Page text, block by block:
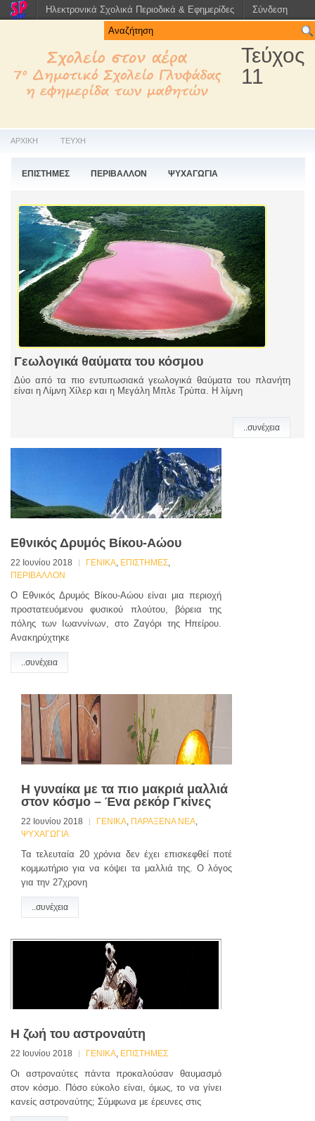
Τεύχος
11
ΑΡΧΙΚΗ ΤΕΥΧΗ
ΕΠΙΣΤΗΜΕΣ ΠΕΡΙΒΑΛΛΟΝ ΨΥΧΑΓΩΓΙΑ
Γεωλογικά θαύματα του κόσμου
Δύο από τα πιο εντυπωσιακά γεωλογικά θαύματα του πλανήτη
είναι η Λίμνη Χίλερ και η Μεγάλη Μπλε Τρύπα. Η λίμνη
..συνέχεια
Εθνικός Δρυμός Βίκου-Αώου
22 Ιουνίου 2018 ΓΕΝΙΚΑ, ΕΠΙΣΤΗΜΕΣ,
ΠΕΡΙΒΑΛΛΟΝ
O Εθνικός Δρυμός Βίκου-Αώου είναι μια περιοχή
προστατευόμενου φυσικού πλούτου, βόρεια της
πόλης των Ιωαννίνων, στο Ζαγόρι της Ηπείρου.
Ανακηρύχτηκε
..συνέχεια
Η γυναίκα με τα πιο μακριά μαλλιά
στον κόσμο – Ένα ρεκόρ Γκίνες
22 Ιουνίου 2018 ΓΕΝΙΚΑ, ΠΑΡΑΞΕΝΑ ΝΕΑ,
ΨΥΧΑΓΩΓΙΑ
Τα τελευταία 20 χρόνια δεν έχει επισκεφθεί ποτέ
κομμωτήριο για να κόψει τα μαλλιά της. Ο λόγος
για την 27χρονη
..συνέχεια
Η ζωή του αστροναύτη
22 Ιουνίου 2018 ΓΕΝΙΚΑ, ΕΠΙΣΤΗΜΕΣ
Οι αστροναύτες πάντα προκαλούσαν θαυμασμό
στον κόσμο. Πόσο εύκολο είναι, όμως, το να γίνει
κανείς αστροναύτης; Σύμφωνα με έρευνες στις
Ηλεκτρονικά Σχολικά Περιοδικά & Εφημερίδες Σύνδεση